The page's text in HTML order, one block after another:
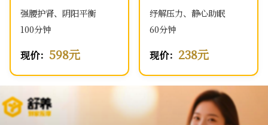
强腰护肾、阴阳平衡
100分钟
现价： 598元
纾解压力、静心助眠
60分钟
现价： 238元